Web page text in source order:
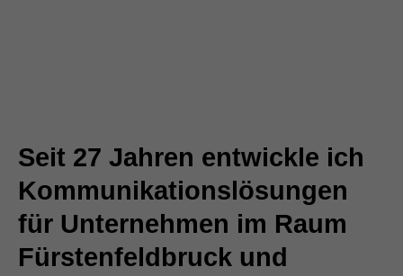
Seit 27 Jahren entwickle ich
Kommunikationslösungen
für Unternehmen im Raum
Fürstenfeldbruck und